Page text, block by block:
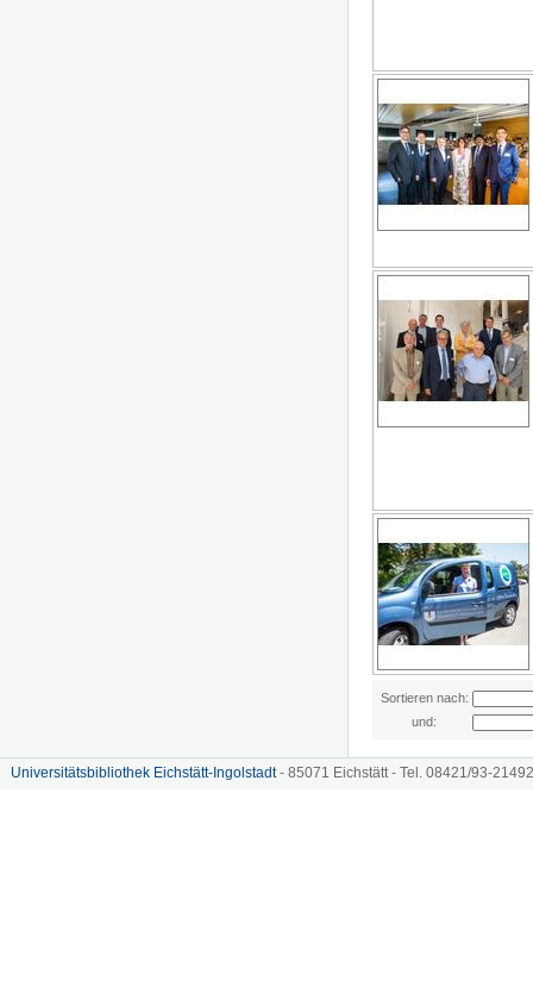
Sortieren nach:
und:
Universitätsbibliothek Eichstätt-Ingolstadt- 85071 Eichstätt - Tel. 08421/93-